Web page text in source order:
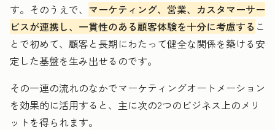
す。そのうえで、 マーケティング、営業、カスタマーサー
ビスが連携し、一貫性のある顧客体験を十分に考慮する こ
とで初めて、顧客と長期にわたって健全な関係を築ける安
定した基盤を生み出せるのです。
その一連の流れのなかでマーケティングオートメーション
を効果的に活用すると、主に次の2つのビジネス上のメリ
ットを得られます。